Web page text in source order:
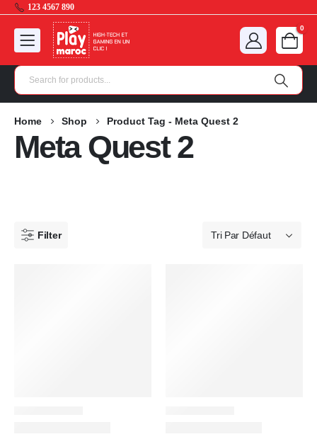
123 4567 890
0
Home Shop Product Tag - Meta Quest 2
Meta Quest 2
Filter